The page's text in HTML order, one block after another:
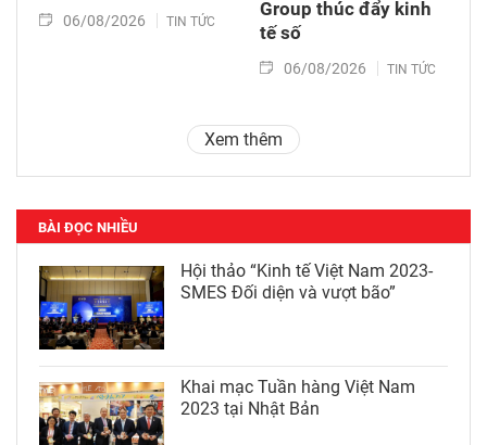
06/08/2026 TIN TỨC
Group thúc đẩy kinh
tế số
06/08/2026 TIN TỨC
Xem thêm
BÀI ĐỌC NHIỀU
Hội thảo “Kinh tế Việt Nam 2023-
SMES Đối diện và vượt bão”
Khai mạc Tuần hàng Việt Nam
2023 tại Nhật Bản